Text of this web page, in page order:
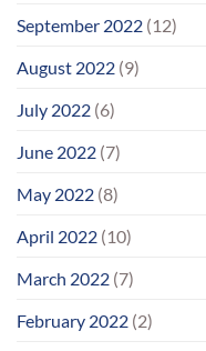
September 2022 (12)
August 2022 (9)
July 2022 (6)
June 2022 (7)
May 2022 (8)
April 2022 (10)
March 2022 (7)
February 2022 (2)